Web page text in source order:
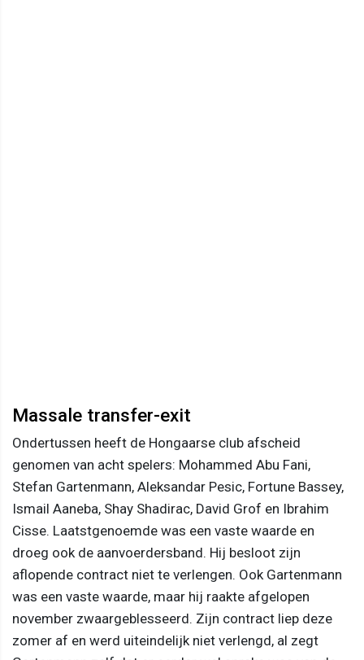
Massale transfer-exit
Ondertussen heeft de Hongaarse club afscheid
genomen van acht spelers: Mohammed Abu Fani,
Stefan Gartenmann, Aleksandar Pesic, Fortune Bassey,
Ismail Aaneba, Shay Shadirac, David Grof en Ibrahim
Cisse. Laatstgenoemde was een vaste waarde en
droeg ook de aanvoerdersband. Hij besloot zijn
aflopende contract niet te verlengen. Ook Gartenmann
was een vaste waarde, maar hij raakte afgelopen
november zwaargeblesseerd. Zijn contract liep deze
zomer af en werd uiteindelijk niet verlengd, al zegt